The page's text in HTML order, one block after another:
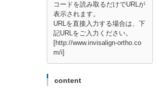
コードを読み取るだけでURLが
表示されます。
URLを直接入力する場合は、下
記URLをご入力ください。
[http://www.invisalign-ortho.co
m/i]
content